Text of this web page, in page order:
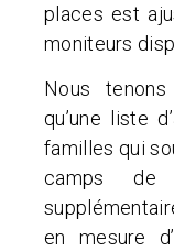
places est
moniteurs
Nous
qu’une liste
familles qui
camps
en mesure